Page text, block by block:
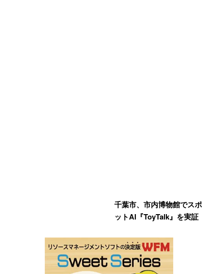
千葉市、市内博物館でスポ
ットAI『ToyTalk』を実証